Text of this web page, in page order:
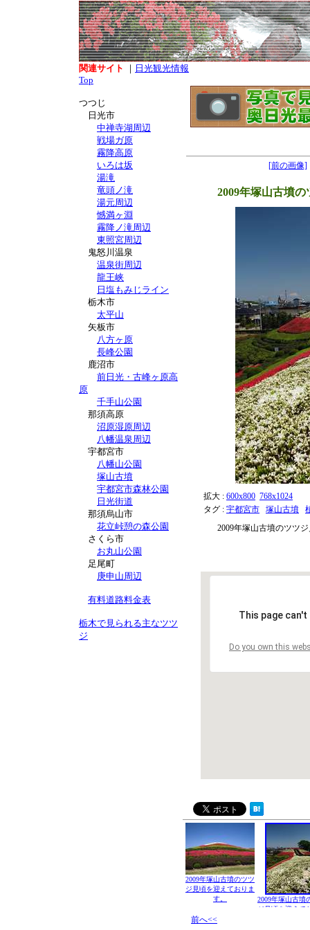
関連サイト ｜ 日光観光情報
Top
つつじ
日光市
中禅寺湖周辺
戦場ガ原
霧降高原
いろは坂
湯滝
竜頭ノ滝
湯元周辺
憾満ヶ淵
霧降ノ滝周辺
東照宮周辺
鬼怒川温泉
温泉街周辺
龍王峡
日塩もみじライン
栃木市
太平山
矢板市
八方ヶ原
長峰公園
鹿沼市
前日光・古峰ヶ原高
原
千手山公園
那須高原
沼原湿原周辺
八幡温泉周辺
宇都宮市
八幡山公園
塚山古墳
宇都宮市森林公園
日光街道
那須烏山市
花立峠憩の森公園
さくら市
お丸山公園
足尾町
庚申山周辺
有料道路料金表
栃木で見られる主なツツ
ジ
[前の画像]
2009年塚山古墳
拡大 : 600x800 768x1024
タグ : 宇都宮市 塚山古墳
2009年塚山古墳のツツ
This page
Do you own this
2009年塚山古墳のツツ
ジ見頃を迎えておりま
す。
2009年塚山古墳
ジ見頃を迎えて
前へ<<